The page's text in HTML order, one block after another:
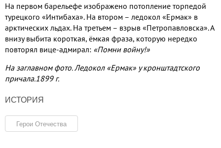
На первом барельефе изображено потопление торпедой
турецкого «Интибаха». На втором – ледокол «Ермак» в
арктических льдах. На третьем – взрыв «Петропавловска». А
внизу выбита короткая, ёмкая фраза, которую нередко
повторял вице-адмирал: «Помни войну!»
На заглавном фото. Ледокол «Ермак» у кронштадтского
причала.1899 г.
ИСТОРИЯ
Герои Отечества